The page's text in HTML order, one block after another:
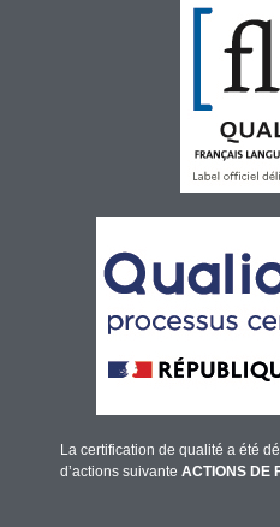
La certification de qualité a été
d’actions suivante ACTIONS DE